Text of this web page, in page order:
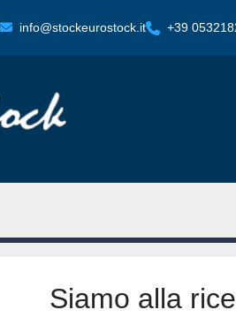
info@stockeurostock.it +39
Siamo alla